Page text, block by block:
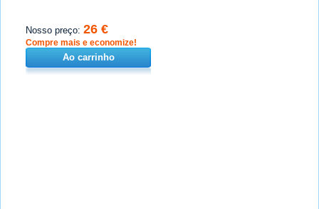
Nosso preço: 26 €
Compre mais e economize!
Ao carrinho